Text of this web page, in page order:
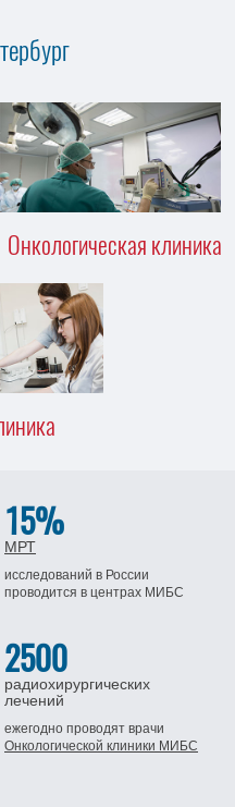
Онкологическая клиника
15%
МРТ
исследований в России
проводится в центрах МИБС
2500
радиохирургических
лечений
ежегодно проводят врачи
Онкологической клиники МИБС